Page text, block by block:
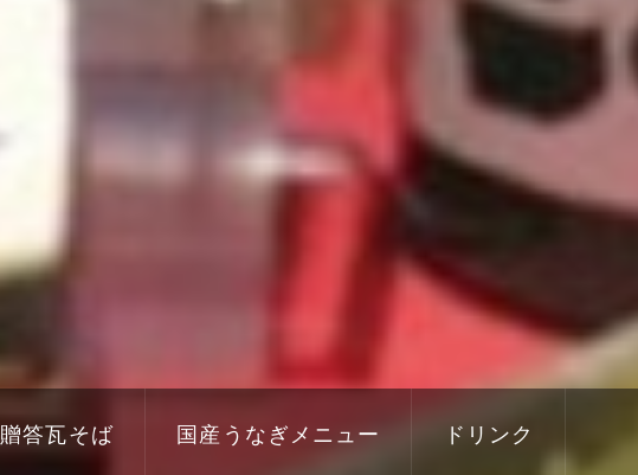
贈答瓦そば 国産うなぎメニュー ドリンク